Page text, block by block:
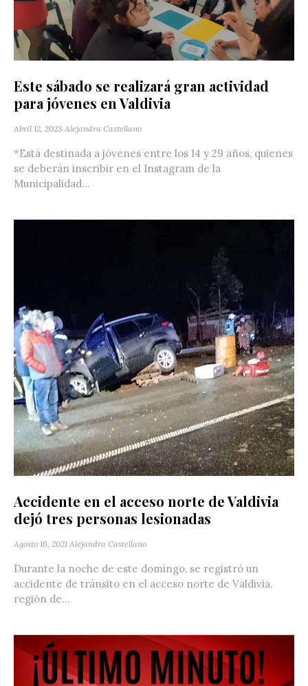
Este sábado se realizará gran actividad
para jóvenes en Valdivia
Abril 12, 2023 Alejandra Castellano
*Está destinada a jóvenes entre los 14 y 29 años, quienes
se deberán inscribir en el Instagram de la
Municipalidad...
Accidente en el acceso norte de Valdivia
dejó tres personas lesionadas
Agosto 16, 2021 Alejandra Castellano
Durante la noche de este domingo, se registró un
accidente de tránsito en el acceso norte de Valdivia,
región de...